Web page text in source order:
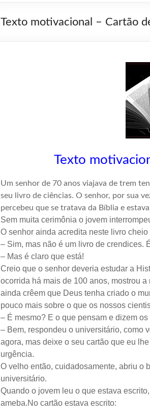
Texto motivacional – Cartão
Texto
Um senhor de 70 anos viajava de trem
seu livro de ciências. O senhor, por sua
percebeu que se tratava da Bíblia e
Sem muita cerimônia o jovem
O senhor ainda acredita neste livro
– Sim, mas não é um livro de crendices.
– Mas é claro que está!
Creio que o senhor deveria estudar a
ocorrida há mais de 100 anos, mostrou
ainda crêem que Deus tenha criado o
pouco mais sobre o que os nossos
– É mesmo? E o que pensam e dizem
– Bem, respondeu o universitário, como
agora, mas deixe o seu cartão que eu
urgência.
O velho então, cuidadosamente, abriu o
universitário.
Quando o jovem leu o que estava
ameba.No cartão estava escrito: